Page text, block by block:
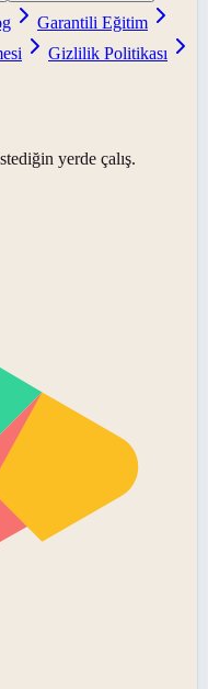
Garantili Eğitim
Gizlilik Politikası
yerde çalış.